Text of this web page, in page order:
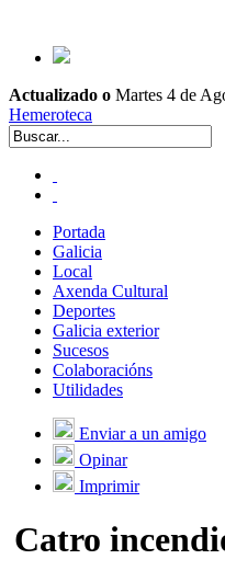
Actualizado o Martes 4 de
Hemeroteca
Portada
Galicia
Local
Axenda Cultural
Deportes
Galicia exterior
Sucesos
Colaboracións
Utilidades
Enviar a un amigo
Opinar
Imprimir
Catro